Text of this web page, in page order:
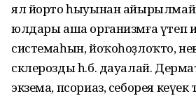
ял йорто һыуынан
юлдары аша организмға үтеп
системаһын, йоҡоһоҙлоҡто,
склерозды һ.б. дауалай.
экзема, псориаз, себорея